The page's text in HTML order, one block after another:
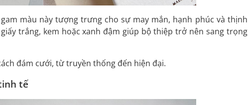
màu này tượng trưng cho sự may mắn, hạnh phúc và thịnh
trắng, kem hoặc xanh đậm giúp bộ thiệp trở nên sang trọng
đám cưới, từ truyền thống đến hiện đại.
tế